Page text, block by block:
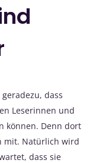
dass
Leserinnen und
können. Denn dort
mit. Natürlich wird
dass sie